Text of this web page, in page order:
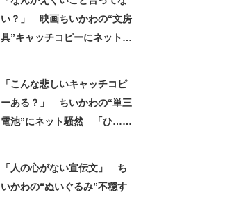
い？」 映画ちいかわの“文房
具”キャッチコピーにネット騒
「こんな悲しいキャッチコピ
ーある？」 ちいかわの“単三
電池”にネット騒然 「ひ…人
「人の心がない宣伝文」 ち
いかわの“ぬいぐるみ”不穏す